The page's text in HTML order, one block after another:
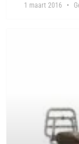
1 maart 2016